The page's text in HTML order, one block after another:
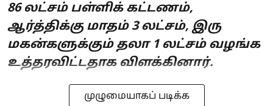
86 லட்சம் பள்ளிக் கட்டணம்,
ஆர்த்திக்கு மாதம் 3 லட்சம், இரு
மகன்களுக்கும் தலா 1 லட்சம் வழங்க
உத்தரவிட்டதாக விளக்கினார்.
முழுமையாகப் படிக்க